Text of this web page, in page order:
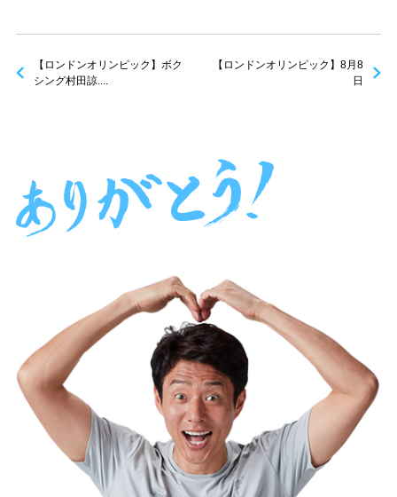
【ロンドンオリンピック】ボク
シング村田諒....
【ロンドンオリンピック】8月8
日